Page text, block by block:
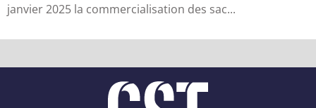
janvier 2025 la commercialisation des sac...